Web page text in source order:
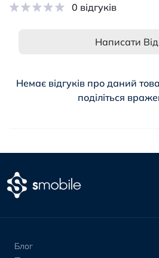
0 відгуків
Написати
Немає відгуків про даний
поділіться
Блог